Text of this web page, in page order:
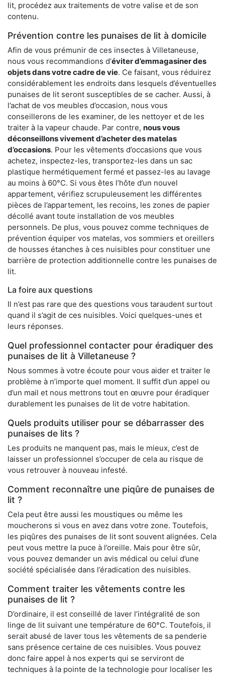
lit, procédez aux traitements de votre valise et de son
contenu.
Prévention contre les punaises de lit à domicile
Afin de vous prémunir de ces insectes à Villetaneuse,
nous vous recommandions d’éviter d’emmagasiner des
objets dans votre cadre de vie. Ce faisant, vous réduirez
considérablement les endroits dans lesquels d’éventuelles
punaises de lit seront susceptibles de se cacher. Aussi, à
l’achat de vos meubles d’occasion, nous vous
conseillerons de les examiner, de les nettoyer et de les
traiter à la vapeur chaude. Par contre, nous vous
déconseillons vivement d’acheter des matelas
d’occasions. Pour les vêtements d’occasions que vous
achetez, inspectez-les, transportez-les dans un sac
plastique hermétiquement fermé et passez-les au lavage
au moins à 60°C. Si vous êtes l’hôte d’un nouvel
appartement, vérifiez scrupuleusement les différentes
pièces de l’appartement, les recoins, les zones de papier
décollé avant toute installation de vos meubles
personnels. De plus, vous pouvez comme techniques de
prévention équiper vos matelas, vos sommiers et oreillers
de housses étanches à ces nuisibles pour constituer une
barrière de protection additionnelle contre les punaises de
lit.
La foire aux questions
Il n’est pas rare que des questions vous taraudent surtout
quand il s’agit de ces nuisibles. Voici quelques-unes et
leurs réponses.
Quel professionnel contacter pour éradiquer des
punaises de lit à Villetaneuse ?
Nous sommes à votre écoute pour vous aider et traiter le
problème à n’importe quel moment. Il suffit d’un appel ou
d’un mail et nous mettrons tout en œuvre pour éradiquer
durablement les punaises de lit de votre habitation.
Quels produits utiliser pour se débarrasser des
punaises de lits ?
Les produits ne manquent pas, mais le mieux, c’est de
laisser un professionnel s’occuper de cela au risque de
vous retrouver à nouveau infesté.
Comment reconnaître une piqûre de punaises de
lit ?
Cela peut être aussi les moustiques ou même les
moucherons si vous en avez dans votre zone. Toutefois,
les piqûres des punaises de lit sont souvent alignées. Cela
peut vous mettre la puce à l’oreille. Mais pour être sûr,
vous pouvez demander un avis médical ou celui d’une
société spécialisée dans l’éradication des nuisibles.
Comment traiter les vêtements contre les
punaises de lit ?
D’ordinaire, il est conseillé de laver l’intégralité de son
linge de lit suivant une température de 60°C. Toutefois, il
serait abusé de laver tous les vêtements de sa penderie
sans présence certaine de ces nuisibles. Vous pouvez
donc faire appel à nos experts qui se serviront de
techniques à la pointe de la technologie pour localiser les